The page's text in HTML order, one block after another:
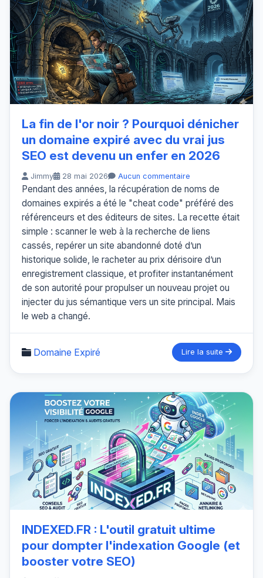
La fin de l'or noir ? Pourquoi dénicher
un domaine expiré avec du vrai jus
SEO est devenu un enfer en 2026
Jimmy 28 mai 2026 Aucun commentaire
Pendant des années, la récupération de noms de
domaines expirés a été le "cheat code" préféré des
référenceurs et des éditeurs de sites. La recette était
simple : scanner le web à la recherche de liens
cassés, repérer un site abandonné doté d’un
historique solide, le racheter au prix dérisoire d’un
enregistrement classique, et profiter instantanément
de son autorité pour propulser un nouveau projet ou
injecter du jus sémantique vers un site principal. Mais
le web a changé.
Domaine Expiré Lire la suite
INDEXED.FR : L'outil gratuit ultime
pour dompter l'indexation Google (et
booster votre SEO)